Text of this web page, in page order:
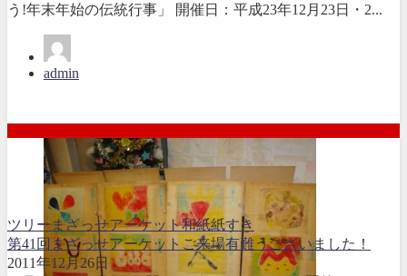
う!年末年始の伝統行事」 開催日：平成23年12月23日・2...
admin
ツリー まざっせアーケット和紙紙すき
第41回まざっせアーケットご来場有難うございました！
2011年12月26日